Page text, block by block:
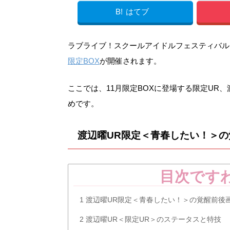
B! はてブ
ラブライブ！スクールアイドルフェスティバ
限定BOXが開催されます。
ここでは、11月限定BOXに登場する限定UR
めです。
渡辺曜UR限定＜青春したい！＞
目次です
1 渡辺曜UR限定＜青春したい！＞の覚醒前後
2 渡辺曜UR＜限定UR＞のステータスと特技